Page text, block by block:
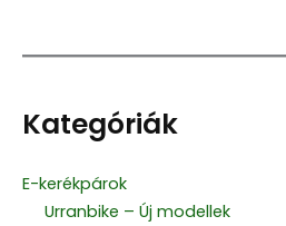
Kategóriák
E-kerékpárok
Urranbike – Új modellek